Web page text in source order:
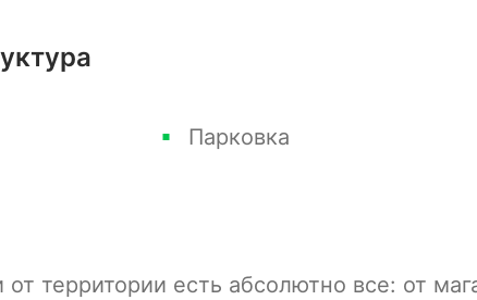
Парковка
территории есть абсолютно все: от